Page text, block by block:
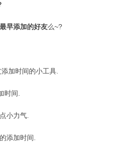
早添加的好友么~?
加时间的小工具.
时间.
小力气.
添加时间.